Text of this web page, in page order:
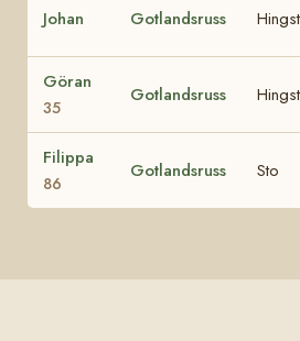
Johan Gotlandsruss Hingst
Göran
35
Gotlandsruss Hingst
Filippa
86
Gotlandsruss Sto